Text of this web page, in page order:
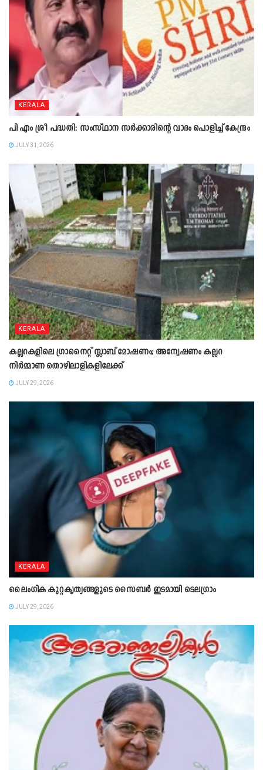
KERALA
പി എം ശ്രീ പദ്ധതി: സംസ്ഥാന സർക്കാരിന്റെ വാദം പൊളിച്ച് കേന്ദ്രം
JULY 31, 2026
KERALA
കല്ലറകളിലെ ഗ്രാനൈറ്റ് സ്ലാബ് മോഷണം; അന്വേഷണം കല്ലറ
നിർമ്മാണ തൊഴിലാളികളിലേക്ക്
JULY 29, 2026
KERALA
ലൈംഗിക കുറ്റകൃത്യങ്ങളുടെ സൈബർ ഇടമായി ടെലഗ്രാം
JULY 29, 2026